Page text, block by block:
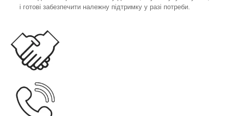
і готові забезпечити належну підтримку у разі потреби.